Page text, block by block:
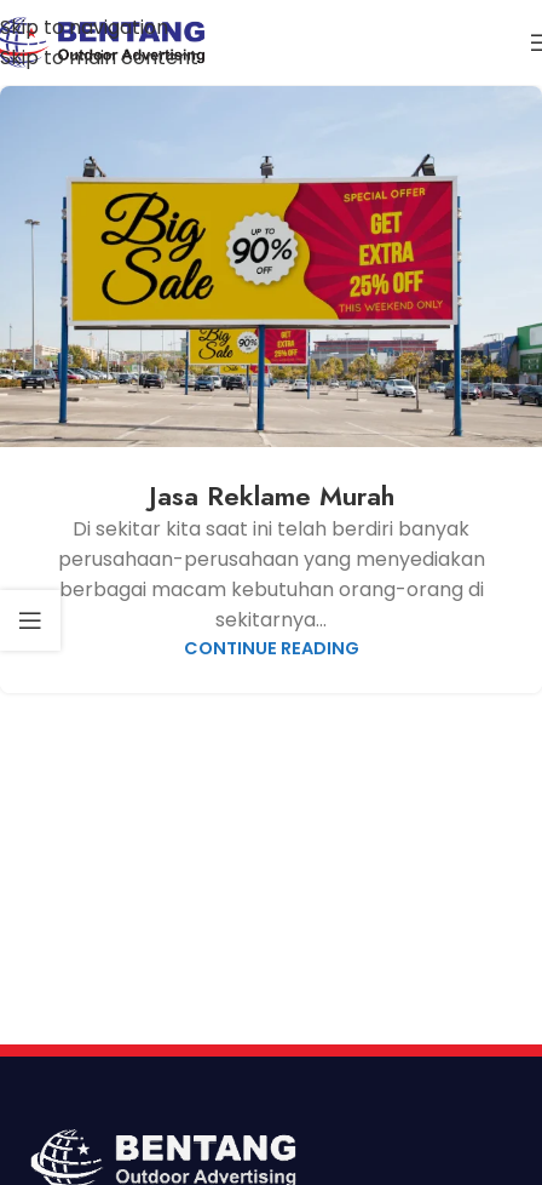
Skip to navigation
Skip to main content
Jasa Reklame Murah
Di sekitar kita saat ini telah berdiri banyak
perusahaan-perusahaan yang menyediakan
berbagai macam kebutuhan orang-orang di
sekitarnya...
CONTINUE READING